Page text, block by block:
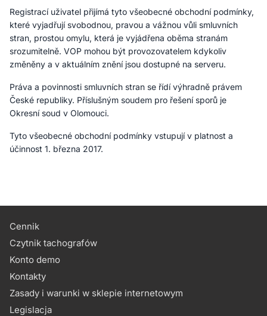
Registrací uživatel přijímá tyto všeobecné obchodní podmínky,
které vyjadřují svobodnou, pravou a vážnou vůli smluvních
stran, prostou omylu, která je vyjádřena oběma stranám
srozumitelně. VOP mohou být provozovatelem kdykoliv
změněny a v aktuálním znění jsou dostupné na serveru.
Práva a povinnosti smluvních stran se řídí výhradně právem
České republiky. Příslušným soudem pro řešení sporů je
Okresní soud v Olomouci.
Tyto všeobecné obchodní podmínky vstupují v platnost a
účinnost 1. března 2017.
Cennik
Czytnik tachografów
Konto demo
Kontakty
Zasady i warunki w sklepie internetowym
Legislacja